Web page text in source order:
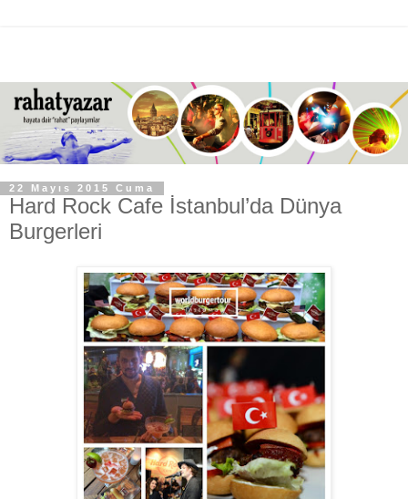
22 Mayıs 2015 Cuma
Hard Rock Cafe İstanbul’da Dünya
Burgerleri